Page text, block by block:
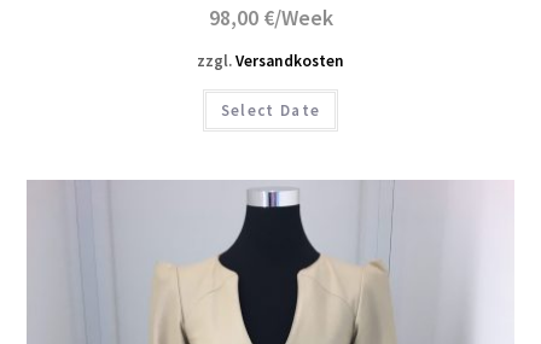
98,00 €/Week
zzgl.Versandkosten
Select Date